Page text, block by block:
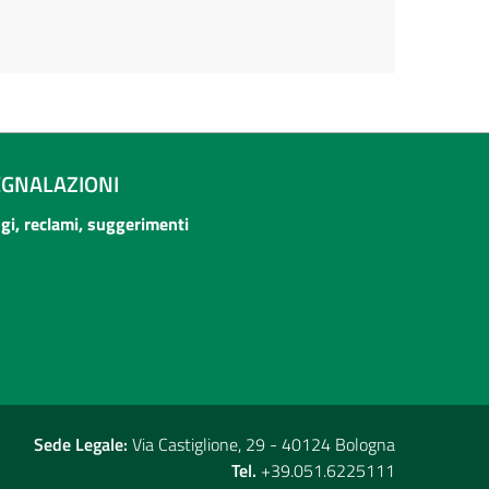
reclami, suggerimenti
Sede Legale: Via Castiglione, 29 - 40124 Bologna
Tel. +39.051.6225111